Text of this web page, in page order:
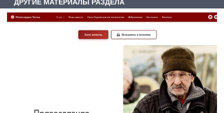
ДРУГИЕ МАТЕРИАЛЫ РАЗДЕЛА